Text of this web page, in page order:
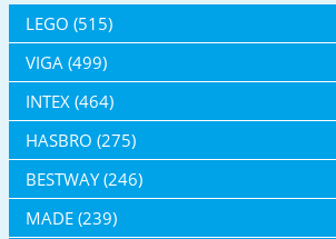
LEGO (515)
VIGA (499)
INTEX (464)
HASBRO (275)
BESTWAY (246)
MADE (239)